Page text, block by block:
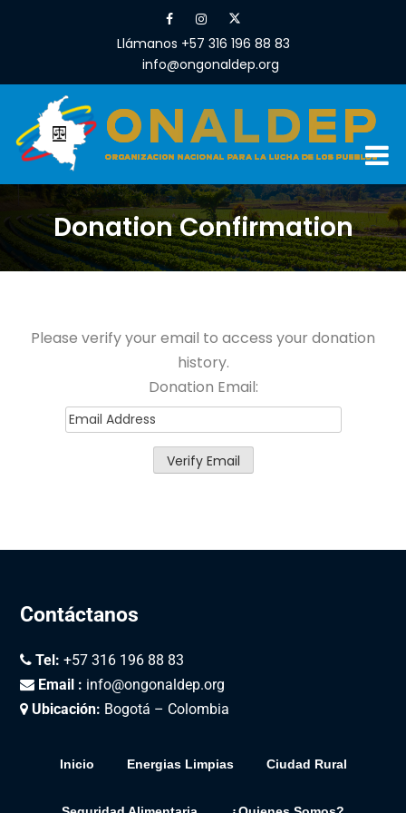
Llámanos +57 316 196 88 83
info@ongonaldep.org
Donation Confirmation
Please verify your email to access your donation
history.
Donation Email:
Contáctanos
Tel: +57 316 196 88 83
Email : info@ongonaldep.org
Ubicación: Bogotá – Colombia
Inicio Energias Limpias Ciudad Rural